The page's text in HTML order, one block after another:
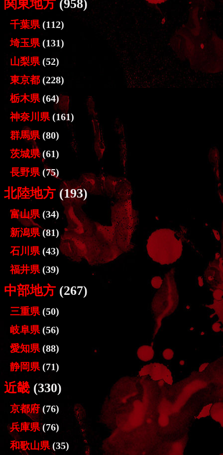
関東地方 (958)
千葉県 (112)
埼玉県 (131)
山梨県 (52)
東京都(228)
栃木県 (64)
神奈川県 (161)
群馬県 (80)
茨城県(61)
長野県 (75)
北陸地方 (193)
富山県 (34)
新潟県(81)
石川県 (43)
福井県 (39)
中部地方 (267)
三重県 (50)
岐阜県 (56)
愛知県 (88)
静岡県 (71)
近畿 (330)
京都府(76)
兵庫県(76)
和歌山県(35)